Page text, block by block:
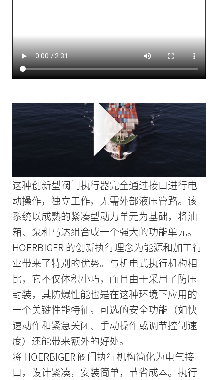
功率紧凑 - 即使是在潜在爆炸性环境中。这就
是 HOERBIGER 制造的创新型电液阀执行器的
强项。它将电力驱动技术与液压技术的功率
这种创新型阀门执行器完全通过接口进行电
动操作，独立工作，无需外部液压管路。该
系统以成熟的紧凑型动力单元为基础，将油
箱、泵和马达组合成一个强大的功能单元。
HOERBIGER 的创新执行理念为能源和加工行
业带来了特别的优势。与机电式执行机构相
比，它不仅体积小巧，而且由于采用了防压
封装，其防爆性能也是在这种环境下应用的
一个关键性能特征。可选的安全功能（如快
速动作和紧急关闭、手动操作或调节控制速
度）还能带来额外的好处。
将 HOERBIGER 阀门执行机构简化为电气接
口，设计紧凑，安装简单，节省成本。执行